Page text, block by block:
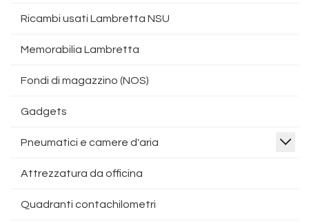
Ricambi usati Lambretta NSU
Memorabilia Lambretta
Fondi di magazzino (NOS)
Gadgets
Pneumatici e camere d'aria
Attrezzatura da officina
Quadranti contachilometri